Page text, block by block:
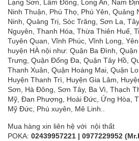
Lạng Sơn, Lâm Đồng, Long An, Nam
Ninh Thuận, Phú Thọ, Phú Yên, Quảng
Ninh, Quảng Trị, Sóc Trăng, Sơn La,
Nguyên, Thanh Hóa, Thừa Thiên Huế,
Tuyên Quan, Vĩnh Phúc, Vĩnh Long,
huyện HÀ nội như: Quận Ba Đình,
Trưng, Quận Đống Đa, Quận Tây Hồ,
Thanh Xuân, Quận Hoàng Mai, Quận
Huyện Thanh Trì, Huyện Gia Lâm,
Sơn, Hà Đông, Sơn Tây, Ba Vì, Thạch
Mỹ, Đan Phượng, Hoài Đức, Ứng Hòa,
Mỹ Đức, Phú xuyên, Mê Linh..
Mua hàng xin liên hệ với nội thất
POKA: 02439957221 | 0977229952